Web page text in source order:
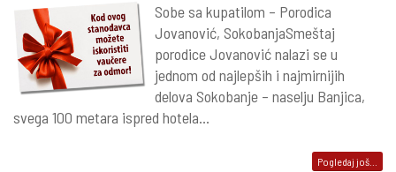
Sobe sa kupatilom – Porodica
Jovanović, SokobanjaSmeštaj
porodice Jovanović nalazi se u
jednom od najlepših i najmirnijih
delova Sokobanje – naselju Banjica,
svega 100 metara ispred hotela...
Pogledaj još...